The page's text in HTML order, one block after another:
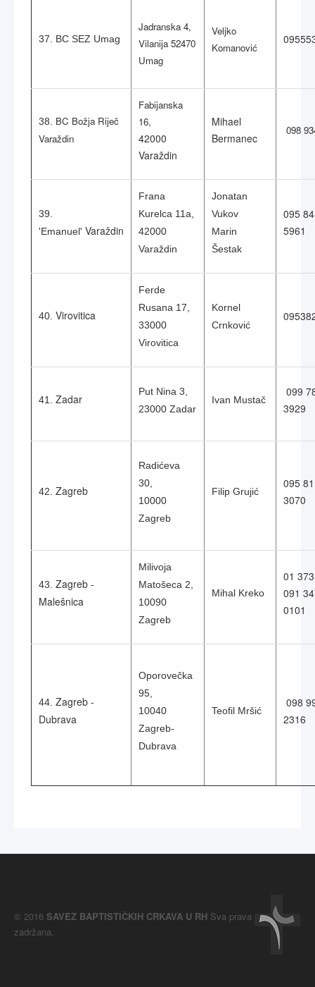
37. BC SEZ Umag
Jadranska 4,
Vilanija 52470
Umag
Veljko
Komanović
38. BC Božja Riječ
Varaždin
Fabijanska
16,
42000
Varaždin
Mihael
Bermanec
098
39.
'Emanuel' Varaždin
Frana
Kurelca 11a,
42000
Varaždin
Jonatan
Vukov
Marin
Šestak
095
5961
40. Virovitica
Ferde
Rusana 17,
33000
Virovitica
Kornel
Crnković
41. Zadar
Put Nina 3,
23000 Zadar
Ivan Mustač
099
3929
42. Zagreb
Radićeva
30,
10000
Zagreb
Filip Grujić
095
3070
43. Zagreb -
Malešnica
Milivoja
Matošeca 2,
10090
Zagreb
Mihal Kreko
01
091
0101
44. Zagreb -
Dubrava
Oporovečka
95,
10040
Zagreb-
Dubrava
Teofil Mršić
098
2316
© 2016 SAVEZ BAPTISTIČKIH CRKAVA U RH Sva prava
zadržana.